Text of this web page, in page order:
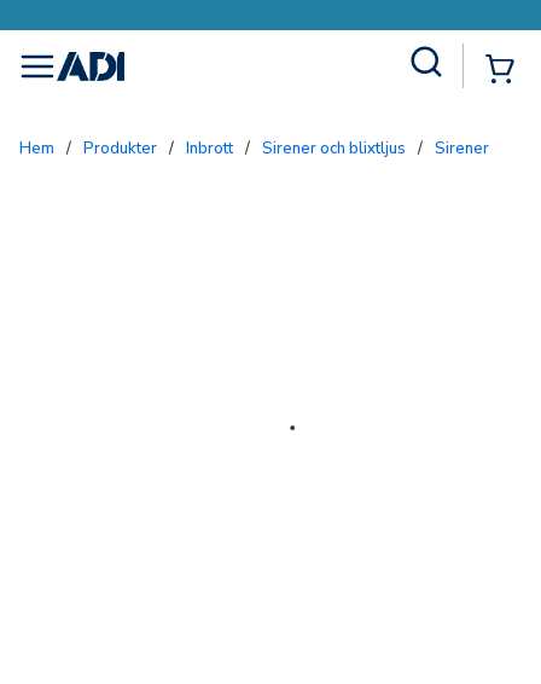
menu
Hem / Produkter / Inbrott / Sirener och blixtljus / Sirener